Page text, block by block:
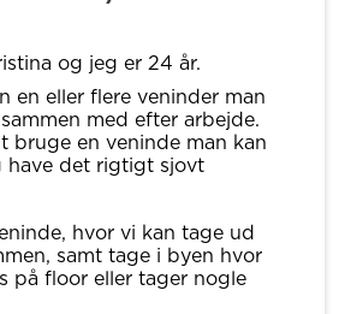
og jeg er 24 år.
en eller flere veninder man
med efter arbejde.
bruge en veninde man kan
have det rigtigt sjovt
hvor vi kan tage ud
samt tage i byen hvor
på floor eller tager nogle